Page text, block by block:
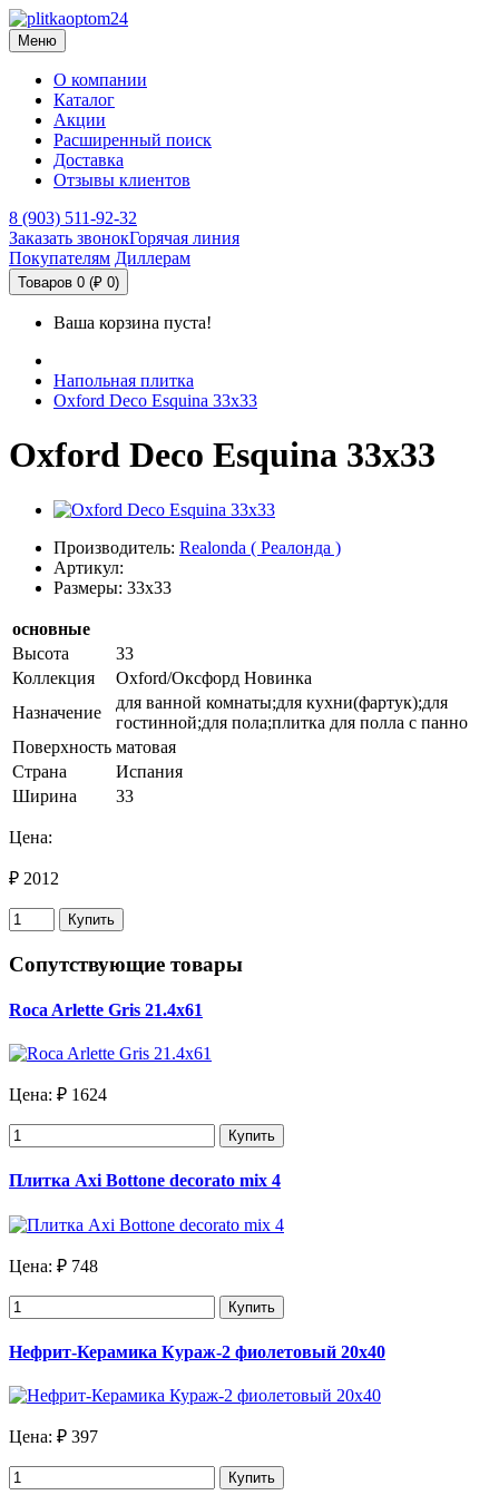
Меню
О компании
Каталог
Акции
Расширенный поиск
Доставка
Отзывы клиентов
8 (903) 511-92-32
Заказать звонокГорячая линия
Покупателям Диллерам
Товаров 0 (₽ 0)
Ваша корзина пуста!
Напольная плитка
Oxford Deco Esquina 33х33
Oxford Deco Esquina 33х33
Производитель: Realonda ( Реалонда )
Артикул:
Размеры: 33x33
основные
Высота
33
Коллекция
Oxford/Оксфорд Новинка
Назначение
для ванной комнаты;для кухни(фартук);для
гостинной;для пола;плитка для полла с панно
Поверхность матовая
Страна
Испания
Ширина
33
Цена:
₽ 2012
Купить
Сопутствующие товары
Roca Arlette Gris 21.4х61
Цена: ₽ 1624
Купить
Плитка Axi Bottone decorato mix 4
Цена: ₽ 748
Купить
Нефрит-Керамика Кураж-2 фиолетовый 20х40
Цена: ₽ 397
Купить